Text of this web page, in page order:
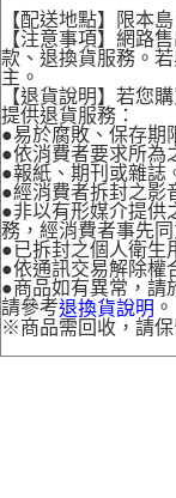
【配送地點】限本島
【注意事項】網路
款、退換貨服務。
主。
【退貨說明】若您
提供退貨服務：
●易於腐敗、保存期
●依消費者要求所為
●報紙、期刊或雜誌
●經消費者拆封之影
●非以有形媒介提供
務，經消費者事先同
●已拆封之個人衛生
●依通訊交易解除權
●商品如有異常，請
請參考退換貨說明 。
※商品需回收，請保